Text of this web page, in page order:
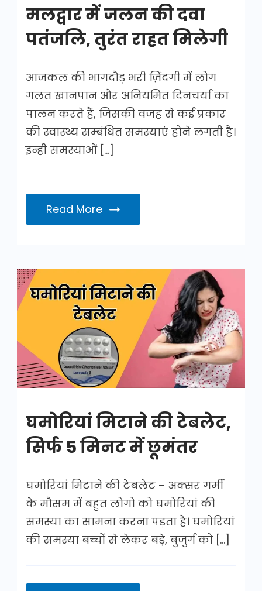
मलद्वार में जलन की दवा
पतंजलि, तुरंत राहत मिलेगी
आजकल की भागदौड़ भरी ज़िंदगी में लोग
गलत खानपान और अनियमित दिनचर्या का
पालन करते हैं, जिसकी वजह से कई प्रकार
की स्वास्थ्य सम्बंधित समस्याएं होने लगती है।
इन्ही समस्याओं […]
Read More
घमोरियां
मिटाने
की
घमोरियां मिटाने की टेबलेट,
सिर्फ 5 मिनट में छूमंतर
घमोरियां मिटाने की टेबलेट – अक्सर गर्मी
के मौसम में बहुत लोगो को घमोरियां की
समस्या का सामना करना पड़ता है। घमोरियां
की समस्या बच्चों से लेकर बड़े, बुजुर्ग को […]